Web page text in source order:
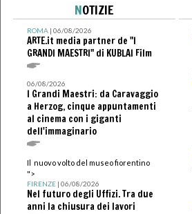
NOTIZIE
ROMA| 06/08/2026
ARTE.it media partner de "I
GRANDI MAESTRI" di KUBLAI Film
06/08/2026
I Grandi Maestri: da Caravaggio
a Herzog, cinque appuntamenti
al cinema con i giganti
dell'immaginario
Il nuovo volto del museo fiorentino
">
FIRENZE| 06/08/2026
Nel futuro degli Uffizi. Tra due
anni la chiusura dei lavori